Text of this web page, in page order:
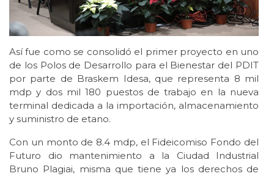
Así fue como se consolidó el primer proyecto en uno
de los Polos de Desarrollo para el Bienestar del PDIT
por parte de Braskem Idesa, que representa 8 mil
mdp y dos mil 180 puestos de trabajo en la nueva
terminal dedicada a la importación, almacenamiento
y suministro de etano.
Con un monto de 8.4 mdp, el Fideicomiso Fondo del
Futuro dio mantenimiento a la Ciudad Industrial
Bruno Plagiai, misma que tiene ya los derechos de